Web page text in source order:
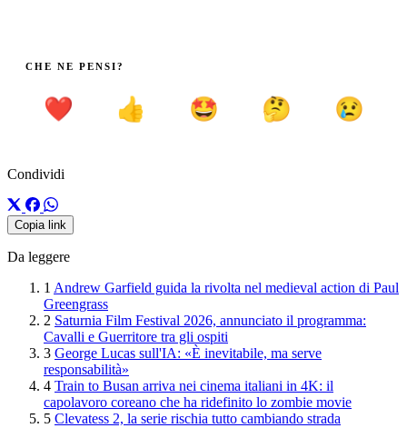
CHE NE PENSI?
❤️ 👍 🤩 🤔 😢
Condividi
Copia link
Da leggere
1 Andrew Garfield guida la rivolta nel medieval action di Paul
Greengrass
2 Saturnia Film Festival 2026, annunciato il programma:
Cavalli e Guerritore tra gli ospiti
3 George Lucas sull'IA: «È inevitabile, ma serve
responsabilità»
4 Train to Busan arriva nei cinema italiani in 4K: il
capolavoro coreano che ha ridefinito lo zombie movie
5 Clevatess 2, la serie rischia tutto cambiando strada